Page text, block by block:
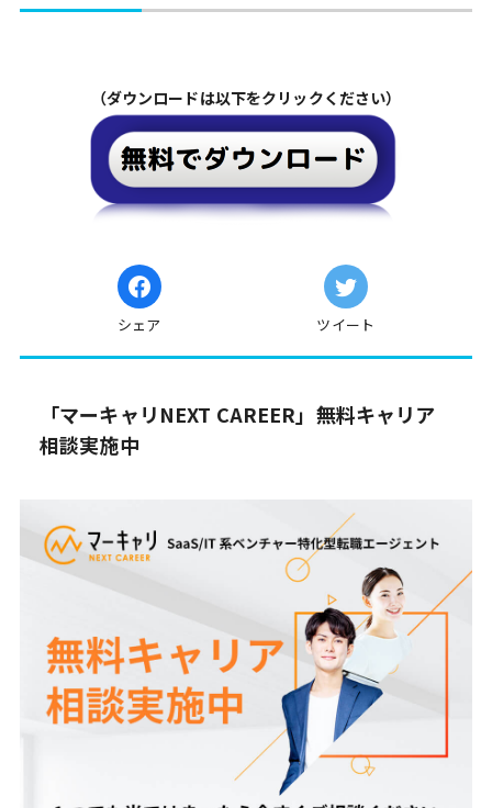
（ダウンロードは以下をクリックください）
シェア ツイート
「マーキャリNEXT CAREER」無料キャリア
相談実施中